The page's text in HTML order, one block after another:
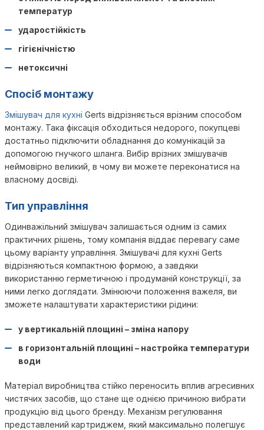
температур
ударостійкість
гігієнічністю
нетоксичні
Спосіб монтажу
Змішувач для кухні Gerts відрізняється врізним способом
монтажу. Така фіксація обходиться недорого, покупцеві
достатньо підключити обладнання до комунікацій за
допомогою гнучкого шланга. Вибір врізних змішувачів
неймовірно великий, в чому ви можете переконатися на
власному досвіді.
Тип управління
Одинважільний змішувач залишається одним із самих
практичних рішень, тому компанія віддає перевагу саме
цьому варіанту управління. Змішувачі для кухні Gerts
відрізняються компактною формою, а завдяки
використанню герметичною і продуманій конструкції, за
ними легко доглядати. Змінюючи положення важеля, ви
зможете налаштувати характеристики рідини:
у вертикальній площині – зміна напору
в горизонтальній площині – настройка температури
води
Матеріал виробництва стійко переносить вплив агресивних
чистячих засобів, що стане ще однією причиною вибрати
продукцію від цього бренду. Механізм регулювання
представлений картриджем, який максимально полегшує